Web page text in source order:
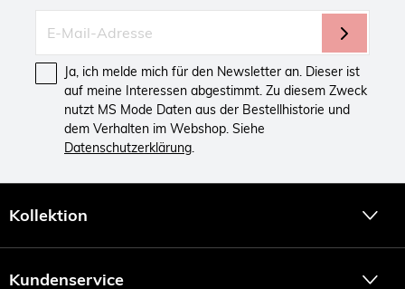
Ja, ich melde mich für den Newsletter an. Dieser ist
auf meine Interessen abgestimmt. Zu diesem Zweck
nutzt MS Mode Daten aus der Bestellhistorie und
dem Verhalten im Webshop. Siehe
Datenschutzerklärung.
Kollektion
Kundenservice